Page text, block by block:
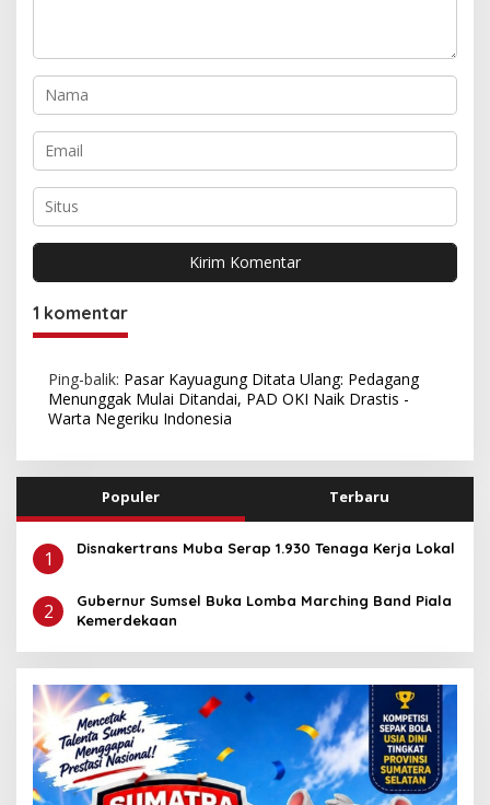
1 komentar
Ping-balik: Pasar Kayuagung Ditata Ulang: Pedagang
Menunggak Mulai Ditandai, PAD OKI Naik Drastis -
Warta Negeriku Indonesia
Populer Terbaru
1 Disnakertrans Muba Serap 1.930 Tenaga Kerja Lokal
2
Gubernur Sumsel Buka Lomba Marching Band Piala
Kemerdekaan